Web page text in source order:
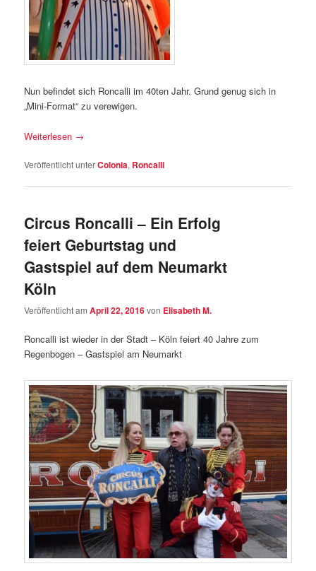
Nun befindet sich Roncalli im 40ten Jahr. Grund genug sich in
„Mini-Format“ zu verewigen.
Weiterlesen →
Veröffentlicht unterColonia, Roncalli
Circus Roncalli – Ein Erfolg
feiert Geburtstag und
Gastspiel auf dem Neumarkt
Köln
Veröffentlicht amApril 22, 2016von Elisabeth M.
Roncalli ist wieder in der Stadt – Köln feiert 40 Jahre zum
Regenbogen – Gastspiel am Neumarkt